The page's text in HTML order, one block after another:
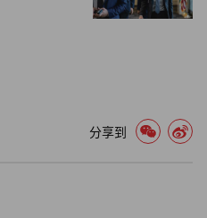
能够获得巨大的竞争优势。
分享到